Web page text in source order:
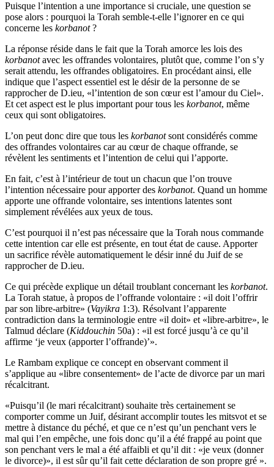
Puisque l’intention a une importance si cruciale, une question se
pose alors : pourquoi la Torah semble-t-elle l’ignorer en ce qui
concerne les korbanot?
La réponse réside dans le fait que la Torah amorce les lois des
korbanotavec les offrandes volontaires, plutôt que, comme l’on s’y
serait attendu, les offrandes obligatoires. En procédant ainsi, elle
indique que l’aspect essentiel est le désir de la personne de se
rapprocher de D.ieu, «l’intention de son cœur est l’amour du Ciel».
Et cet aspect est le plus important pour tous les korbanot, même
ceux qui sont obligatoires.
L’on peut donc dire que tous les korbanotsont considérés comme
des offrandes volontaires car au cœur de chaque offrande, se
révèlent les sentiments et l’intention de celui qui l’apporte.
En fait, c’est à l’intérieur de tout un chacun que l’on trouve
l’intention nécessaire pour apporter des korbanot. Quand un homme
apporte une offrande volontaire, ses intentions latentes sont
simplement révélées aux yeux de tous.
C’est pourquoi il n’est pas nécessaire que la Torah nous commande
cette intention car elle est présente, en tout état de cause. Apporter
un sacrifice révèle automatiquement le désir inné du Juif de se
rapprocher de D.ieu.
Ce qui précède explique un détail troublant concernant les korbanot.
La Torah statue, à propos de l’offrande volontaire : «il doit l’offrir
par son libre-arbitre» (Vayikra 1:3). Résolvant l’apparente
contradiction dans la terminologie entre «il doit» et «libre-arbitre», le
Talmud déclare (Kiddouchin 50a) : «il est forcé jusqu’à ce qu’il
affirme ‘je veux (apporter l’offrande)’».
Le Rambam explique ce concept en observant comment il
s’applique au «libre consentement» de l’acte de divorce par un mari
récalcitrant.
«Puisqu’il (le mari récalcitrant) souhaite très certainement se
comporter comme un Juif, désirant accomplir toutes les mitsvot et se
mettre à distance du péché, et que ce n’est qu’un penchant vers le
mal qui l’en empêche, une fois donc qu’il a été frappé au point que
son penchant vers le mal a été affaibli et qu’il dit : «je veux (donner
le divorce)», il est sûr qu’il fait cette déclaration de son propre gré ».